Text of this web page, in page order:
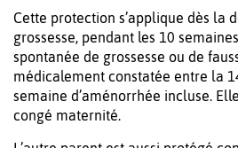
Cette protection s’applique dès la
grossesse, pendant les 10
spontanée de grossesse ou de
médicalement constatée entre la
semaine d’aménorrhée incluse.
congé maternité.